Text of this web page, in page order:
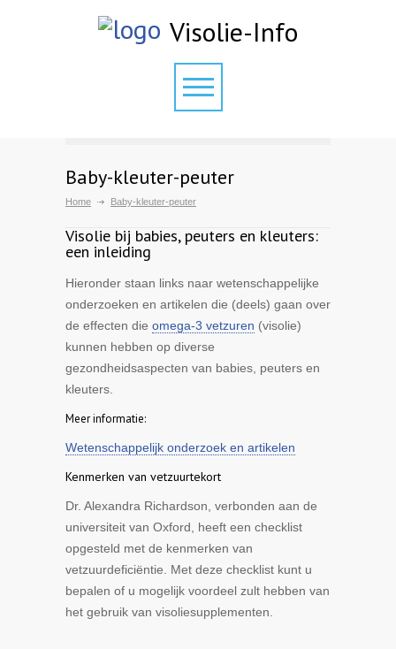
Visolie-Info
Baby-kleuter-peuter
Home Baby-kleuter-peuter
Visolie bij babies, peuters en kleuters:
een inleiding
Hieronder staan links naar wetenschappelijke
onderzoeken en artikelen die (deels) gaan over
de effecten die omega-3 vetzuren (visolie)
kunnen hebben op diverse
gezondheidsaspecten van babies, peuters en
kleuters.
Meer informatie:
Wetenschappelijk onderzoek en artikelen
Kenmerken van vetzuurtekort
Dr. Alexandra Richardson, verbonden aan de
universiteit van Oxford, heeft een checklist
opgesteld met de kenmerken van
vetzuurdeficiëntie. Met deze checklist kunt u
bepalen of u mogelijk voordeel zult hebben van
het gebruik van visoliesupplementen.